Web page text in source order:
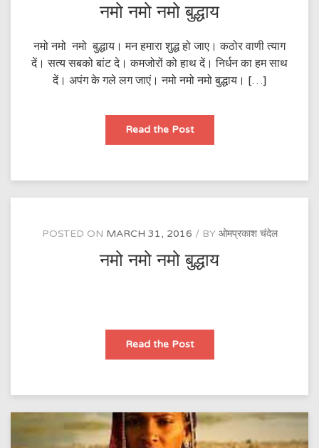
नमो नमो नमो बुद्धाय
नमो नमो नमो बुद्धाय। मन हमारा शुद्ध हो जाए। कठोर वाणी त्याग
दें। सत्य सबको बांट दे। कमजोरों को हाथ दें। निर्धन का हम साथ
दें। अपंग के गले लग जाएं। नमो नमो नमो बुद्धाय। […]
Read the Postनमो
नमो
POSTED ON MARCH 31, 2016 BY ओमप्रकाश चंदेल
नमो नमो नमो बुद्धाय
Read the Postनमो
नमो